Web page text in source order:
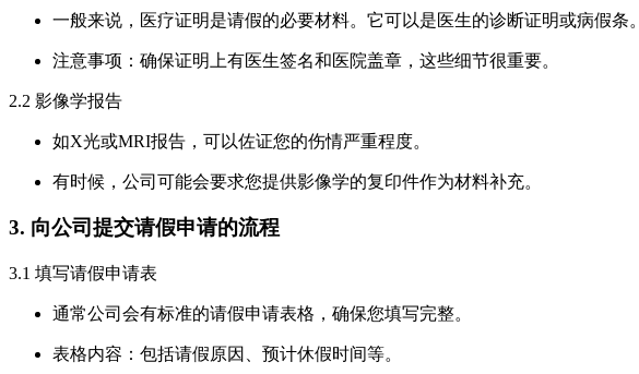
一般来说，医疗证明是请假的必要材料。它可以是医生的诊断证明或病假条。
注意事项：确保证明上有医生签名和医院盖章，这些细节很重要。
2.2 影像学报告
如X光或MRI报告，可以佐证您的伤情严重程度。
有时候，公司可能会要求您提供影像学的复印件作为材料补充。
3. 向公司提交请假申请的流程
3.1 填写请假申请表
通常公司会有标准的请假申请表格，确保您填写完整。
表格内容：包括请假原因、预计休假时间等。